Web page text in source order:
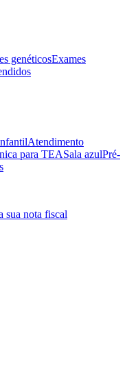
genéticosExames
Atendimento
para TEASala azulPré-
sua nota fiscal